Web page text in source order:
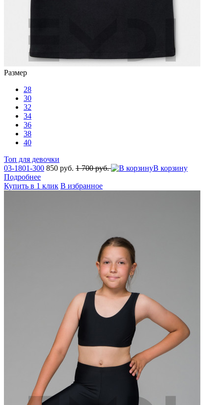
Размер
28
30
32
34
36
38
40
Топ для девочки
03-1801-300 850 руб. 1 700 руб.
В корзину
Подробнее
Купить в 1 клик В избранное